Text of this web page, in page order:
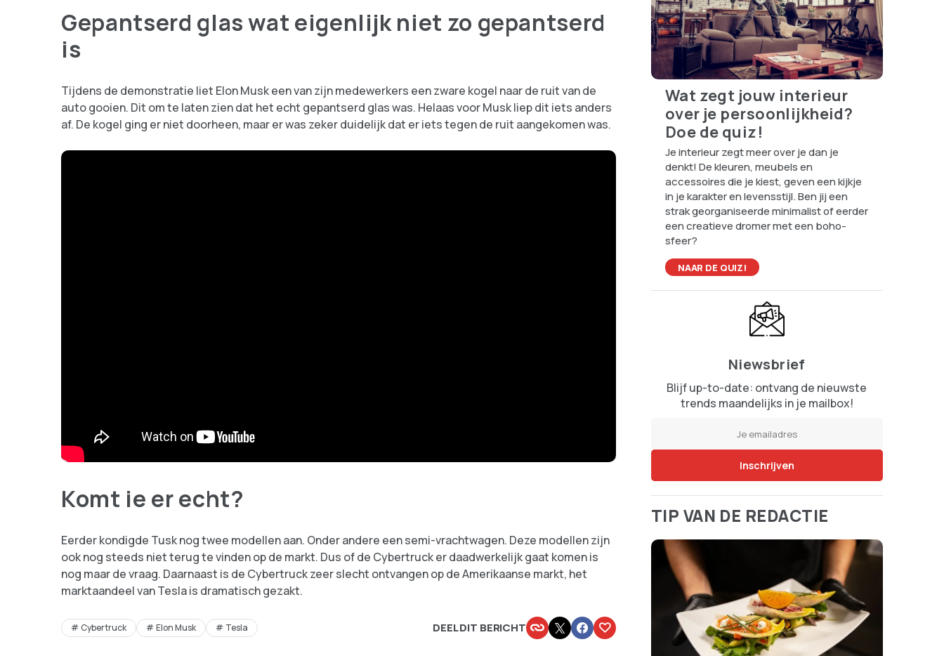
Gepantserd glas wat eigenlijk niet zo gepantserd
is
Tijdens de demonstratie liet Elon Musk een van zijn medewerkers een zware kogel naar de ruit van de
auto gooien. Dit om te laten zien dat het echt gepantserd glas was. Helaas voor Musk liep dit iets anders
af. De kogel ging er niet doorheen, maar er was zeker duidelijk dat er iets tegen de ruit aangekomen was.
Komt ie er echt?
Eerder kondigde Tusk nog twee modellen aan. Onder andere een semi-vrachtwagen. Deze modellen zijn
ook nog steeds niet terug te vinden op de markt. Dus of de Cybertruck er daadwerkelijk gaat komen is
nog maar de vraag. Daarnaast is de Cybertruck zeer slecht ontvangen op de Amerikaanse markt, het
marktaandeel van Tesla is dramatisch gezakt.
Cybertruck Elon Musk Tesla DEEL DIT BERICHT
Wat zegt jouw interieur
over je persoonlijkheid?
Doe de quiz!
Je interieur zegt meer over je dan je
denkt! De kleuren, meubels en
accessoires die je kiest, geven een kijkje
in je karakter en levensstijl. Ben jij een
strak georganiseerde minimalist of eerder
een creatieve dromer met een boho-
sfeer?
NAAR DE QUIZ!
Niewsbrief
Blijf up-to-date: ontvang de nieuwste
trends maandelijks in je mailbox!
TIP VAN DE REDACTIE